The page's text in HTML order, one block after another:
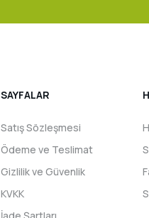
SAYFALAR
Satış Sözleşmesi
Ödeme ve Teslimat
Gizlilik ve Güvenlik
KVKK